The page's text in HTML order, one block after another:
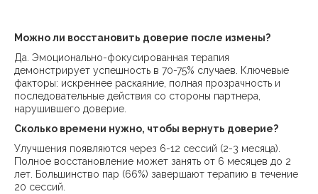
Можно ли восстановить доверие после измены?
Да. Эмоционально-фокусированная терапия
демонстрирует успешность в 70-75% случаев. Ключевые
факторы: искреннее раскаяние, полная прозрачность и
последовательные действия со стороны партнера,
нарушившего доверие.
Сколько времени нужно, чтобы вернуть доверие?
Улучшения появляются через 6-12 сессий (2-3 месяца).
Полное восстановление может занять от 6 месяцев до 2
лет. Большинство пар (66%) завершают терапию в течение
20 сессий.